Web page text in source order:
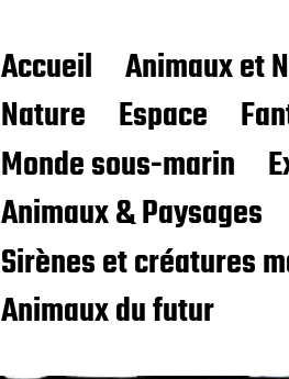
Accueil Animaux et
Nature
Espace
Monde sous-marin
Animaux & Paysages
Sirènes et créatures
Animaux du futur